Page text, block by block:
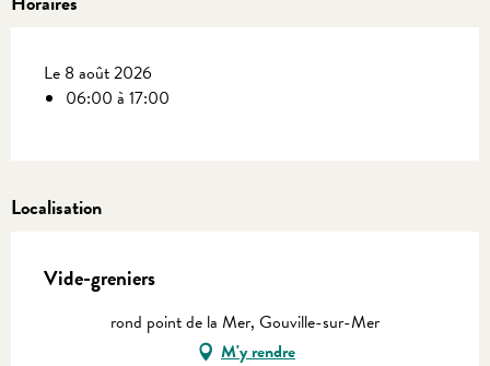
Le 8 août 2026
06:00 à 17:00
Localisation
Vide-greniers
rond point de la Mer, Gouville-sur-Mer
M'y rendre